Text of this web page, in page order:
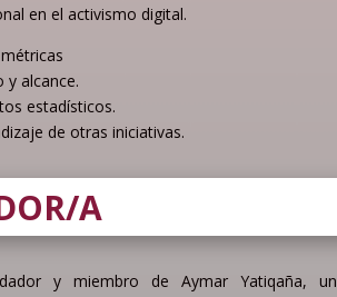
en el activismo digital.
y alcance.
estadísticos.
de otras iniciativas.
A
y miembro de Aymar Yatiqaña,